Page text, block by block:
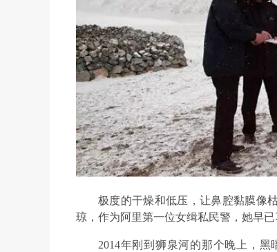
极度的干燥和低压，让鼻腔黏膜像
琼，作为阿里第一位女缉私民警，她早已
2014年刚到狮泉河的那个晚上，